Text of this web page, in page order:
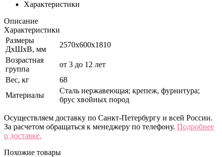
Характеристики
Описание
Характеристики
Размеры
ДхШхВ, мм
2570х600х1810
Возрастная
группа
от 3 до 12 лет
Вес, кг
68
Материалы
Сталь нержавеющая; крепеж, фурнитура;
брус хвойных пород
Осуществляем доставку по Санкт-Петербургу и всей России.
За расчетом обращаться к менеджеру по телефону. Подробнее
о доставке.
Похожие товары